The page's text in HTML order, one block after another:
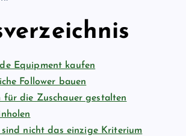
Equipment kaufen
Follower bauen
für die Zuschauer gestalten
sind nicht das einzige Kriterium